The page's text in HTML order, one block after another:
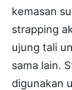
O
W
E
R
P
kemasan
strapping
ujung tali
sama lain.
digunakan